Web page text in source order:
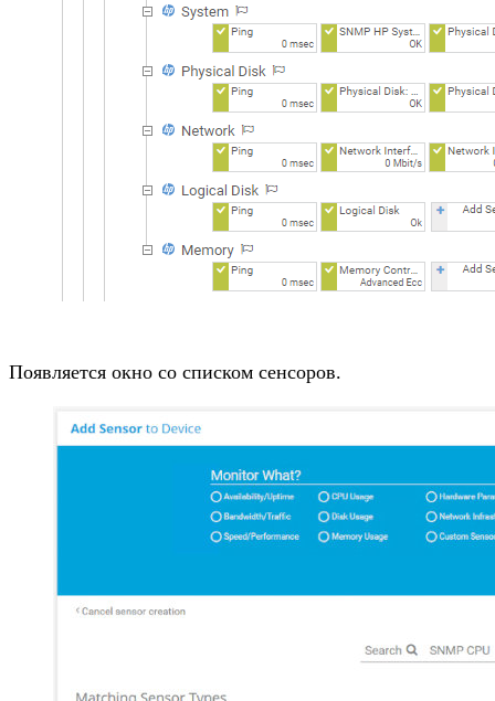
Появляется окно со списком сенсоров.